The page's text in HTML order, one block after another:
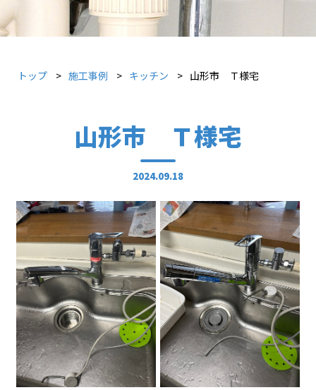
トップ 施工事例 キッチン 山形市 Ｔ様宅
山形市 Ｔ様宅
2024.09.18